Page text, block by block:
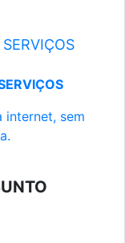
internet, sem